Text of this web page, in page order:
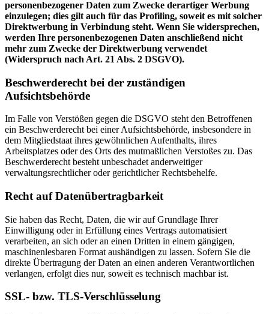
personenbezogener Daten zum Zwecke derartiger Werbung
einzulegen; dies gilt auch für das Profiling, soweit es mit solcher
Direktwerbung in Verbindung steht. Wenn Sie widersprechen,
werden Ihre personenbezogenen Daten anschließend nicht
mehr zum Zwecke der Direktwerbung verwendet
(Widerspruch nach Art. 21 Abs. 2 DSGVO).
Beschwerderecht bei der zuständigen
Aufsichtsbehörde
Im Falle von Verstößen gegen die DSGVO steht den Betroffenen
ein Beschwerderecht bei einer Aufsichtsbehörde, insbesondere in
dem Mitgliedstaat ihres gewöhnlichen Aufenthalts, ihres
Arbeitsplatzes oder des Orts des mutmaßlichen Verstoßes zu. Das
Beschwerderecht besteht unbeschadet anderweitiger
verwaltungsrechtlicher oder gerichtlicher Rechtsbehelfe.
Recht auf Datenübertragbarkeit
Sie haben das Recht, Daten, die wir auf Grundlage Ihrer
Einwilligung oder in Erfüllung eines Vertrags automatisiert
verarbeiten, an sich oder an einen Dritten in einem gängigen,
maschinenlesbaren Format aushändigen zu lassen. Sofern Sie die
direkte Übertragung der Daten an einen anderen Verantwortlichen
verlangen, erfolgt dies nur, soweit es technisch machbar ist.
SSL- bzw. TLS-Verschlüsselung